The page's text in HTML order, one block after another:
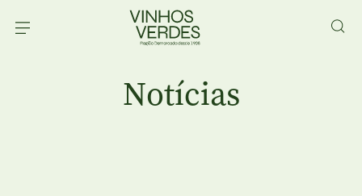
Notícias